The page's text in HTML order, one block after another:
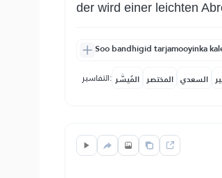
der wird einer leichten
Soo bandhigid tarjamooyinka
التفاسير: المُيسَّر المختصر السعدي